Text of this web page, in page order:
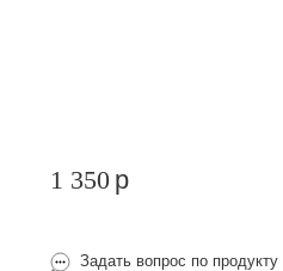
1 350 p
Задать вопрос по продукту